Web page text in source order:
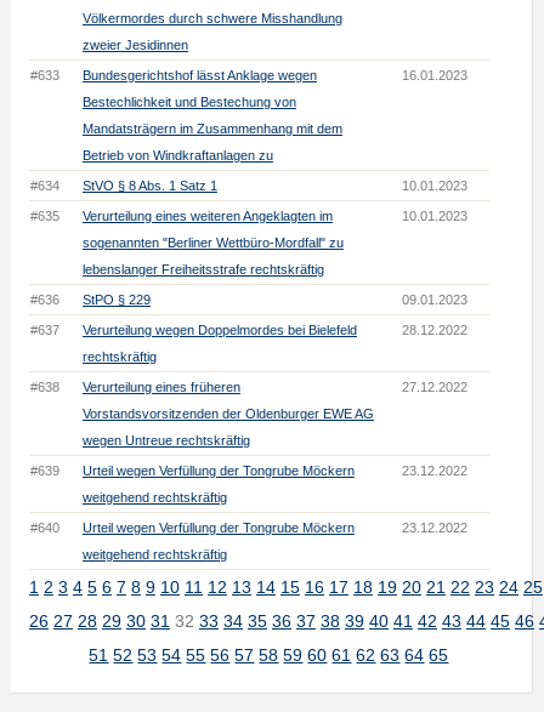
Völkermordes durch schwere Misshandlung
zweier Jesidinnen
#633
Bundesgerichtshof lässt Anklage wegen
Bestechlichkeit und Bestechung von
Mandatsträgern im Zusammenhang mit dem
Betrieb von Windkraftanlagen zu
16.01.2023
#634 StVO § 8 Abs. 1 Satz 1 10.01.2023
#635
Verurteilung eines weiteren Angeklagten im
sogenannten "Berliner Wettbüro-Mordfall" zu
lebenslanger Freiheitsstrafe rechtskräftig
10.01.2023
#636 StPO § 229 09.01.2023
#637
Verurteilung wegen Doppelmordes bei Bielefeld
rechtskräftig
28.12.2022
#638
Verurteilung eines früheren
Vorstandsvorsitzenden der Oldenburger EWE AG
wegen Untreue rechtskräftig
27.12.2022
#639
Urteil wegen Verfüllung der Tongrube Möckern
weitgehend rechtskräftig
23.12.2022
#640
Urteil wegen Verfüllung der Tongrube Möckern
weitgehend rechtskräftig
23.12.2022
1 2 3 4 5 6 7 8 9 10 11 12 13 14 15 16 17 18 19 20 21 22 23 24 25
26 27 28 29 30 31 32 33 34 35 36 37 38 39 40 41 42 43 44 45 46
51 52 53 54 55 56 57 58 59 60 61 62 63 64 65